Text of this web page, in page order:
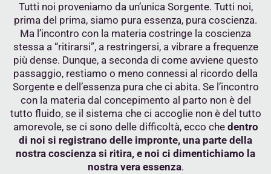
Tutti noi proveniamo da un’unica Sorgente. Tutti noi,
prima del prima, siamo pura essenza, pura coscienza.
Ma l’incontro con la materia costringe la coscienza
stessa a “ritirarsi”, a restringersi, a vibrare a frequenze
più dense. Dunque, a seconda di come avviene questo
passaggio, restiamo o meno connessi al ricordo della
Sorgente e dell’essenza pura che ci abita. Se l’incontro
con la materia dal concepimento al parto non è del
tutto fluido, se il sistema che ci accoglie non è del tutto
amorevole, se ci sono delle difficoltà, ecco che dentro
di noi si registrano delle impronte, una parte della
nostra coscienza si ritira, e noi ci dimentichiamo la
nostra vera essenza.